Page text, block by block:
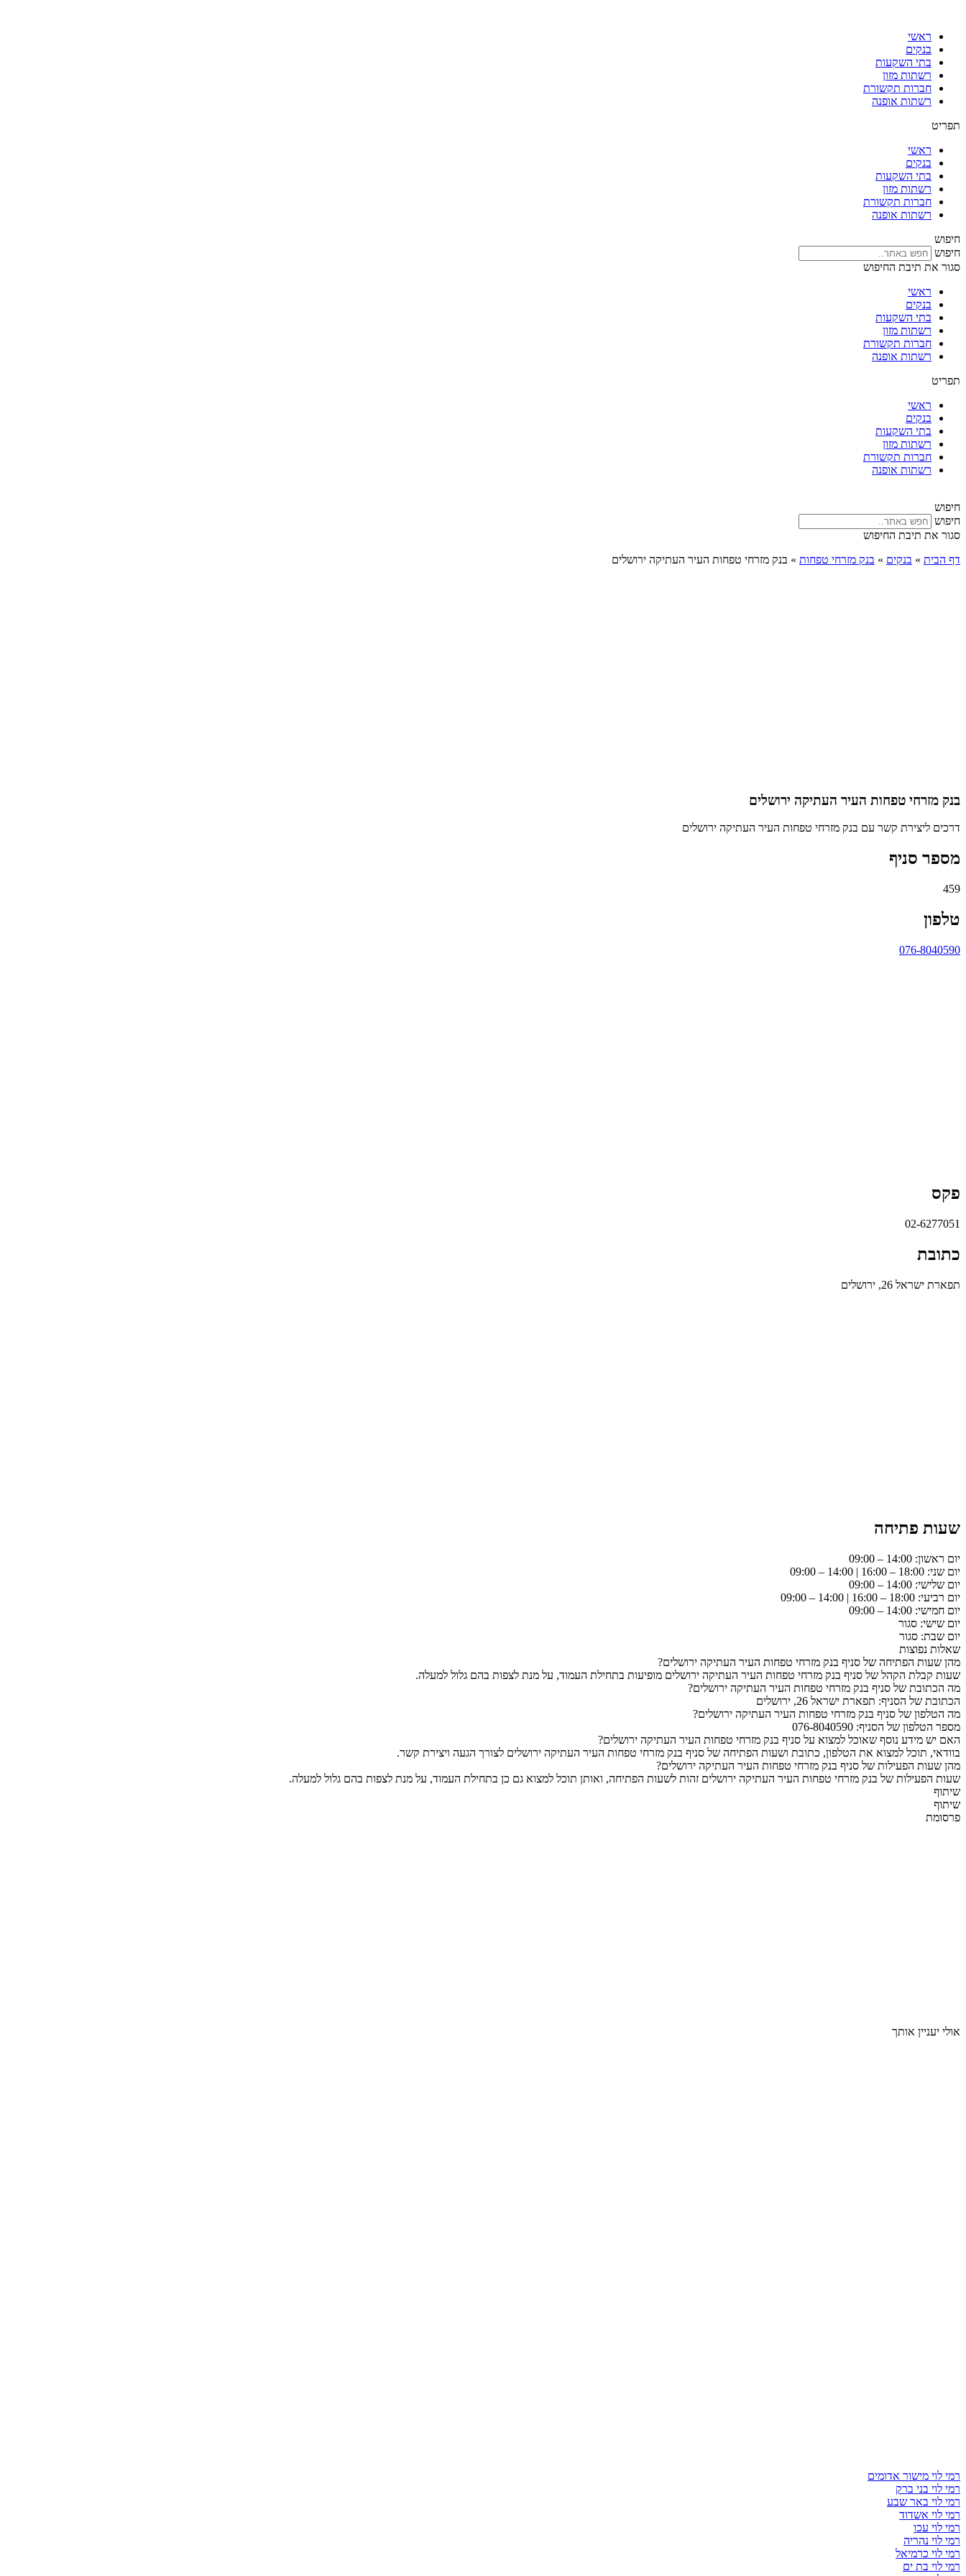
ראשי
בנקים
בתי השקעות
רשתות מזון
חברות תקשורת
רשתות אופנה
תפריט
ראשי
בנקים
בתי השקעות
רשתות מזון
חברות תקשורת
רשתות אופנה
חיפוש
חיפוש
סגור את תיבת החיפוש
ראשי
בנקים
בתי השקעות
רשתות מזון
חברות תקשורת
רשתות אופנה
תפריט
ראשי
בנקים
בתי השקעות
רשתות מזון
חברות תקשורת
רשתות אופנה
חיפוש
חיפוש
סגור את תיבת החיפוש
דף הבית » בנקים » בנק מזרחי טפחות » בנק מזרחי טפחות העיר העתיקה ירושלים
בנק מזרחי טפחות העיר העתיקה ירושלים
דרכים ליצירת קשר עם בנק מזרחי טפחות העיר העתיקה ירושלים
מספר סניף
459
טלפון
076-8040590
פקס
02-6277051
כתובת
תפארת ישראל 26, ירושלים
שעות פתיחה
יום ראשון: 14:00 – 09:00
יום שני: 18:00 – 16:00 | 14:00 – 09:00
יום שלישי: 14:00 – 09:00
יום רביעי: 18:00 – 16:00 | 14:00 – 09:00
יום חמישי: 14:00 – 09:00
יום שישי: סגור
יום שבת: סגור
שאלות נפוצות
מהן שעות הפתיחה של סניף בנק מזרחי טפחות העיר העתיקה ירושלים?
שעות קבלת הקהל של סניף בנק מזרחי טפחות העיר העתיקה ירושלים מופיעות בתחילת העמוד, על מנת לצפות בהם גלול למעלה.
מה הכתובת של סניף בנק מזרחי טפחות העיר העתיקה ירושלים?
הכתובת של הסניף: תפארת ישראל 26, ירושלים
מה הטלפון של סניף בנק מזרחי טפחות העיר העתיקה ירושלים?
מספר הטלפון של הסניף: 076-8040590
האם יש מידע נוסף שאוכל למצוא על סניף בנק מזרחי טפחות העיר העתיקה ירושלים?
בוודאי, תוכל למצוא את הטלפון, כתובת ושעות הפתיחה של סניף בנק מזרחי טפחות העיר העתיקה ירושלים לצורך הגעה ויצירת קשר.
מהן שעות הפעילות של סניף בנק מזרחי טפחות העיר העתיקה ירושלים?
שעות הפעילות של בנק מזרחי טפחות העיר העתיקה ירושלים זהות לשעות הפתיחה, ואותן תוכל למצוא גם כן בתחילת העמוד, על מנת לצפות בהם גלול למעלה.
שיתוף
שיתוף
פרסומת
אולי יעניין אותך
רמי לוי מישור אדומים
רמי לוי בני ברק
רמי לוי באר שבע
רמי לוי אשדוד
רמי לוי עכו
רמי לוי נהריה
רמי לוי כרמיאל
רמי לוי בת ים